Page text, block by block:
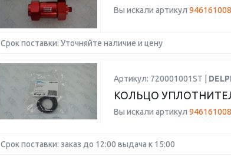
Вы искали артикул
Срок поставки: Уточняйте наличие и цену
Артикул: 720001001ST |
КОЛЬЦО
Вы искали артикул
Срок поставки: заказ до 12:00 выдача к 15:00